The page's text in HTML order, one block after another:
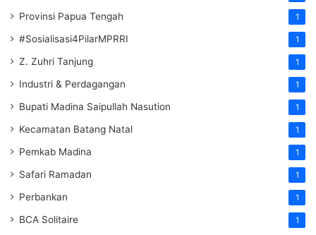
Provinsi Papua Tengah 1
#Sosialisasi4PilarMPRRI 1
Z. Zuhri Tanjung 1
Industri & Perdagangan 1
Bupati Madina Saipullah Nasution 1
Kecamatan Batang Natal 1
Pemkab Madina 1
Safari Ramadan 1
Perbankan 1
BCA Solitaire 1